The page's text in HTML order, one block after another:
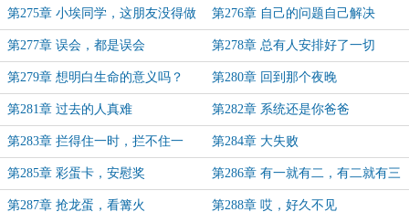
第275章 小埃同学，这朋友没得做
了
第276章 自己的问题自己解决
第277章 误会，都是误会 第278章 总有人安排好了一切
第279章 想明白生命的意义吗？ 第280章 回到那个夜晚
第281章 过去的人真难 第282章 系统还是你爸爸
第283章 拦得住一时，拦不住一
世！
第284章 大失败
第285章 彩蛋卡，安慰奖 第286章 有一就有二，有二就有三
第287章 抢龙蛋，看篝火 第288章 哎，好久不见